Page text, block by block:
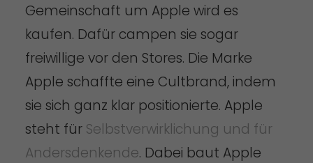
Gemeinschaft um Apple wird es
kaufen. Dafür campen sie sogar
freiwillige vor den Stores. Die Marke
Apple schaffte eine Cultbrand, indem
sie sich ganz klar positionierte. Apple
steht für Selbstverwirklichung und für
Andersdenkende. Dabei baut Apple